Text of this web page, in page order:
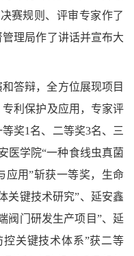
赛规则、评审专家作了
理局作了讲话并宣布大
答辩，全方位展现项目
利保护及应用，专家评
奖1 名、二等奖3名、三
医学院“一种食线虫真菌
应用”斩获一等奖，生命
关键技术研究”、延安鑫
阀门研发生产项目”、延
关键技术体系”获二等